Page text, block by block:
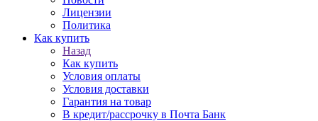
Лицензии
Политика
Как купить
Назад
Как купить
Условия оплаты
Условия доставки
Гарантия на товар
В кредит/рассрочку в Почта Банк